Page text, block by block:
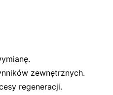
zewnętrznych.
regeneracji.